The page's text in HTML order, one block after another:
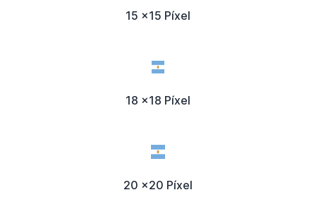
15 x15 Píxel
18 x18 Píxel
20 x20 Píxel